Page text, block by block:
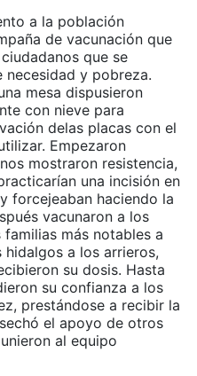
a la población
de vacunación que
que se
necesidad y pobreza.
mesa dispusieron
con nieve para
delas placas con el
Empezaron
mostraron resistencia,
una incisión en
forcejeaban haciendo la
vacunaron a los
más notables a
hidalgos a los arrieros,
su dosis. Hasta
su confianza a los
prestándose a recibir la
el apoyo de otros
al equipo